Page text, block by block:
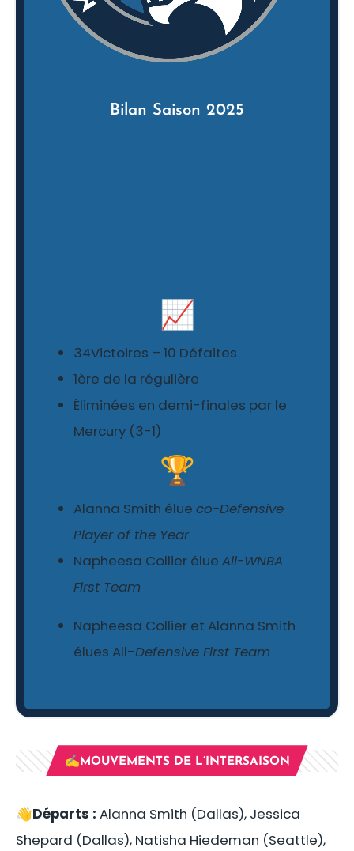
Bilan Saison 2025
📈
34Victoires – 10 Défaites
1ère de la régulière
Éliminées en demi-finales par le
Mercury (3-1)
🏆
Alanna Smith élueco-Defensive
Player of the Year
Napheesa Collier élueAll-WNBA
First Team
Napheesa Collier et Alanna Smith
élues All-Defensive First Team
✍️MOUVEMENTS DE L’INTERSAISON
👋Départs : Alanna Smith (Dallas), Jessica
Shepard (Dallas), Natisha Hiedeman (Seattle),